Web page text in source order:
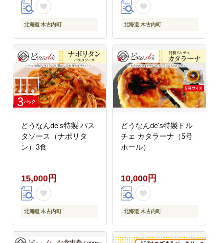
北海道 木古内町 北海道 木古内町
どうなんde's特製 パス
タソース（ナポリタ
ン）3食
15,000円
北海道 木古内町
どうなんde's特製ドル
チェ カタラーナ（5号
ホール）
10,000円
北海道 木古内町